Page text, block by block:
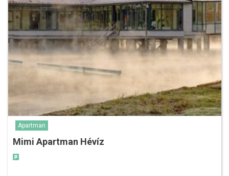
Apartman
Mimi Apartman Hévíz